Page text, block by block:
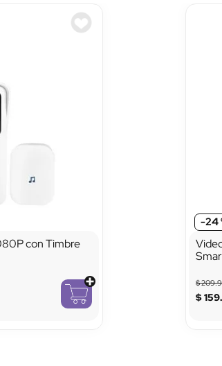
con Timbre
-24
$209.
$159